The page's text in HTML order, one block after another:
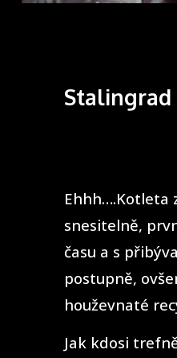
Stalingrad
Ehhh….Kotleta
snesitelně,
času a s
postupně,
houževnaté
Jak kdosi